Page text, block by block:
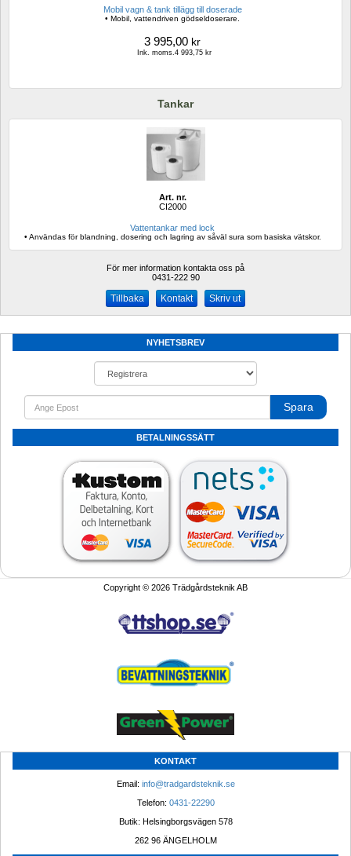
Mobil vagn & tank tillägg till doserade
• Mobil, vattendriven gödseldoserare.
3 995,00 kr
Ink. moms.4 993,75 kr
Tankar
Art. nr.
CI2000
Vattentankar med lock
• Användas för blandning, dosering och lagring av såväl sura som basiska vätskor.
För mer information kontakta oss på
0431-222 90
Kontakt Skriv ut
NYHETSBREV
Spara
BETALNINGSSÄTT
Copyright © 2026 Trädgårdsteknik AB
KONTAKT
Email: info@tradgardsteknik.se
Telefon: 0431-22290
Butik: Helsingborgsvägen 578
262 96 ÄNGELHOLM